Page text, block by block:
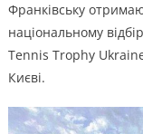
Франківську
національному
Tennis Trophy
Києві.